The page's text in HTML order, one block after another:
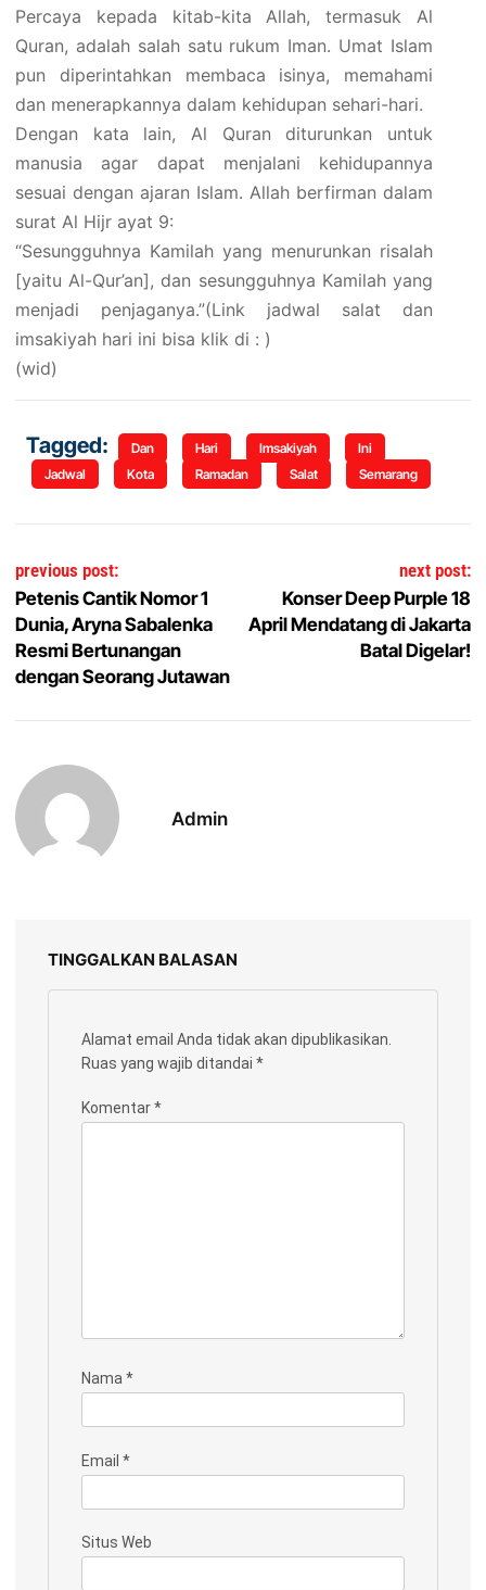
Percaya kepada kitab-kita Allah, termasuk Al
Quran, adalah salah satu rukum Iman. Umat Islam
pun diperintahkan membaca isinya, memahami
dan menerapkannya dalam kehidupan sehari-hari.
Dengan kata lain, Al Quran diturunkan untuk
manusia agar dapat menjalani kehidupannya
sesuai dengan ajaran Islam. Allah berfirman dalam
surat Al Hijr ayat 9:
“Sesungguhnya Kamilah yang menurunkan risalah
[yaitu Al-Qur’an], dan sesungguhnya Kamilah yang
menjadi penjaganya.”(Link jadwal salat dan
imsakiyah hari ini bisa klik di : )
(wid)
Tagged: Dan Hari Imsakiyah
Ini
Jadwal
Kota Ramadan Salat Semarang
Navigasi pos
previous post:
Petenis Cantik Nomor 1
Dunia, Aryna Sabalenka
Resmi Bertunangan
dengan Seorang Jutawan
next post:
Konser Deep Purple 18
April Mendatang di Jakarta
Batal Digelar!
Admin
TINGGALKAN BALASAN
Alamat email Anda tidak akan dipublikasikan.
Ruas yang wajib ditandai *
Komentar*
Nama*
Email *
Situs Web